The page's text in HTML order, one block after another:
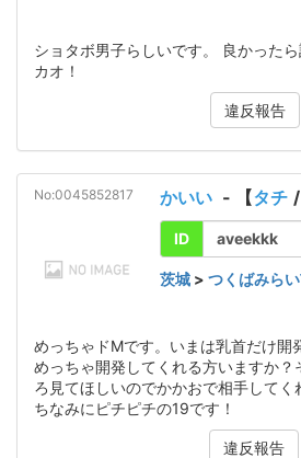
ショタボ男子らしいです。 良かった
カオ！
違反報告
No:0045852817 かいい - 【タチ /
ID aveekkk
茨城 > つくばみら
めっちゃドMです。いまは乳首だけ開
めっちゃ開発してくれる方いますか？
ろ見てほしいのでかかおで相手してく
ちなみにピチピチの19です！
違反報告